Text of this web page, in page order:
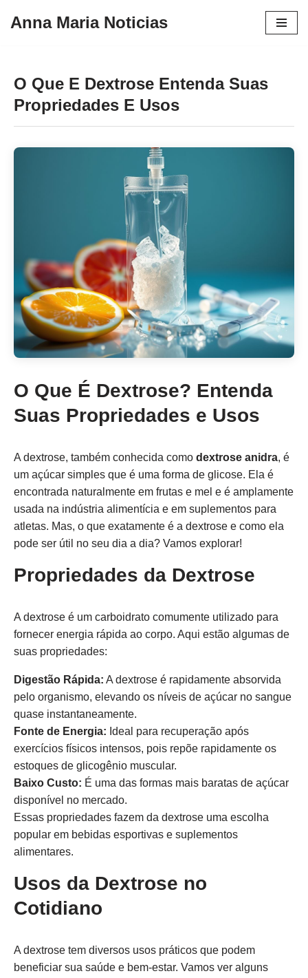
conteúdo
Anna Maria Noticias
O Que E Dextrose Entenda Suas
Propriedades E Usos
O Que É Dextrose? Entenda
Suas Propriedades e Usos
A dextrose, também conhecida como dextrose anidra, é
um açúcar simples que é uma forma de glicose. Ela é
encontrada naturalmente em frutas e mel e é amplamente
usada na indústria alimentícia e em suplementos para
atletas. Mas, o que exatamente é a dextrose e como ela
pode ser útil no seu dia a dia? Vamos explorar!
Propriedades da Dextrose
A dextrose é um carboidrato comumente utilizado para
fornecer energia rápida ao corpo. Aqui estão algumas de
suas propriedades:
Digestão Rápida: A dextrose é rapidamente absorvida
pelo organismo, elevando os níveis de açúcar no sangue
quase instantaneamente.
Fonte de Energia: Ideal para recuperação após
exercícios físicos intensos, pois repõe rapidamente os
estoques de glicogênio muscular.
Baixo Custo: É uma das formas mais baratas de açúcar
disponível no mercado.
Essas propriedades fazem da dextrose uma escolha
popular em bebidas esportivas e suplementos
alimentares.
Usos da Dextrose no
Cotidiano
A dextrose tem diversos usos práticos que podem
beneficiar sua saúde e bem-estar. Vamos ver alguns